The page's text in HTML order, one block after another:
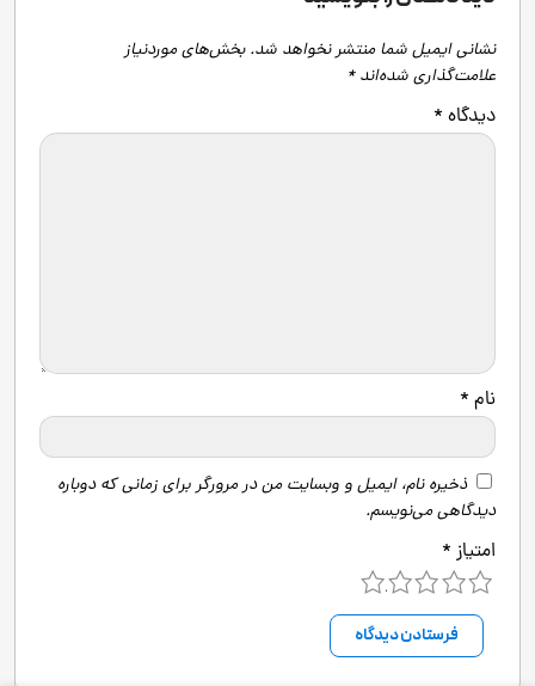
نشانی ایمیل شما منتشر نخواهد شد. بخش‌های موردنیاز
علامت‌گذاری شده‌اند*
دیدگاه *
نام *
ذخیره نام، ایمیل و وبسایت من در مرورگر برای زمانی که دوباره
دیدگاهی می‌نویسم.
امتیاز *
4 3 2 1